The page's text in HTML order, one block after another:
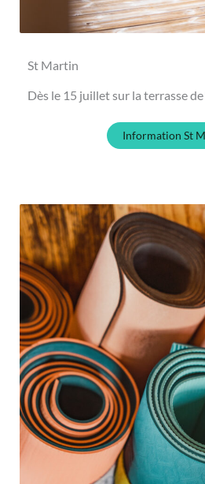
St Martin
Dès le 15 juillet sur la terrasse
Information St